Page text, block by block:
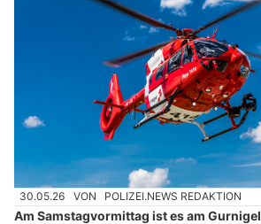
30.05.26 VON POLIZEI.NEWS REDAKTION
Am Samstagvormittag ist es am